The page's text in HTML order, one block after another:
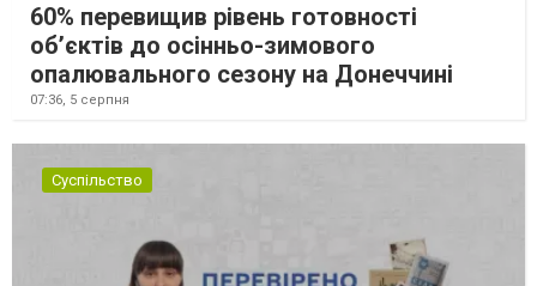
60% перевищив рівень готовності
об’єктів до осінньо-зимового
опалювального сезону на Донеччині
07:36, 5 серпня
Суспільство